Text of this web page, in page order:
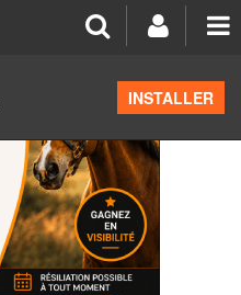
INSTALLER